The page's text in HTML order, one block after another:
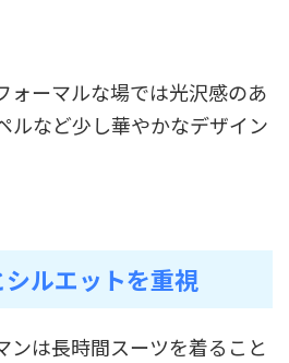
ォーマルな場では光沢感のあ
ルなど少し華やかなデザイン
ルエットを重視
ンは長時間スーツを着ること